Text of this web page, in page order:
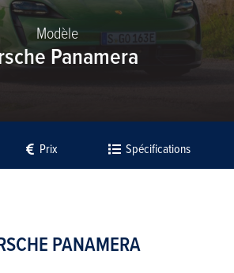
Modèle
Panamera
Prix Spécifications
PANAMERA